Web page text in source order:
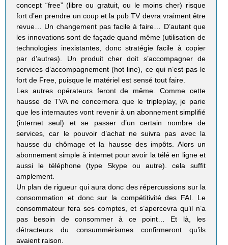
concept “free” (libre ou gratuit, ou le moins cher) risque
fort d’en prendre un coup et la pub TV devra vraiment être
revue… Un changement pas facile à faire… D’autant que
les innovations sont de façade quand même (utilisation de
technologies inexistantes, donc stratégie facile à copier
par d’autres). Un produit cher doit s’accompagner de
services d’accompagnement (hot line), ce qui n’est pas le
fort de Free, puisque le matériel est sensé tout faire.
Les autres opérateurs feront de même. Comme cette
hausse de TVA ne concernera que le tripleplay, je parie
que les internautes vont revenir à un abonnement simplifié
(internet seul) et se passer d’un certain nombre de
services, car le pouvoir d’achat ne suivra pas avec la
hausse du chômage et la hausse des impôts. Alors un
abonnement simple à internet pour avoir la télé en ligne et
aussi le téléphone (type Skype ou autre). cela suffit
amplement.
Un plan de rigueur qui aura donc des répercussions sur la
consommation et donc sur la compétitivité des FAI. Le
consommateur fera ses comptes, et s’apercevra qu’il n’a
pas besoin de consommer à ce point… Et là, les
détracteurs du consummérismes confirmeront qu’ils
avaient raison.